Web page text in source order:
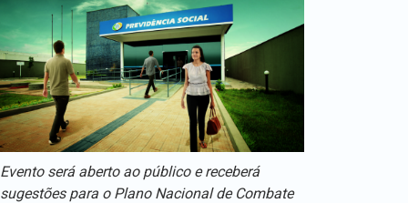
Evento será aberto ao público e receberá
sugestões para o Plano Nacional de Combate